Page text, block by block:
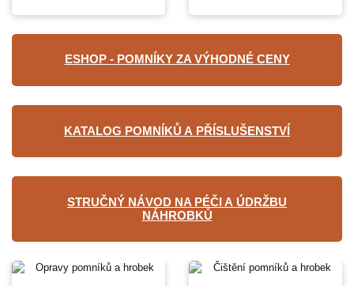
ESHOP - POMNÍKY ZA VÝHODNÉ CENY
KATALOG POMNÍKŮ A PŘÍSLUŠENSTVÍ
STRUČNÝ NÁVOD NA PÉČI A ÚDRŽBU
NÁHROBKŮ